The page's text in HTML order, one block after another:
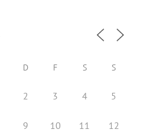
D F S S
2 3 4 5
9 10 11 12